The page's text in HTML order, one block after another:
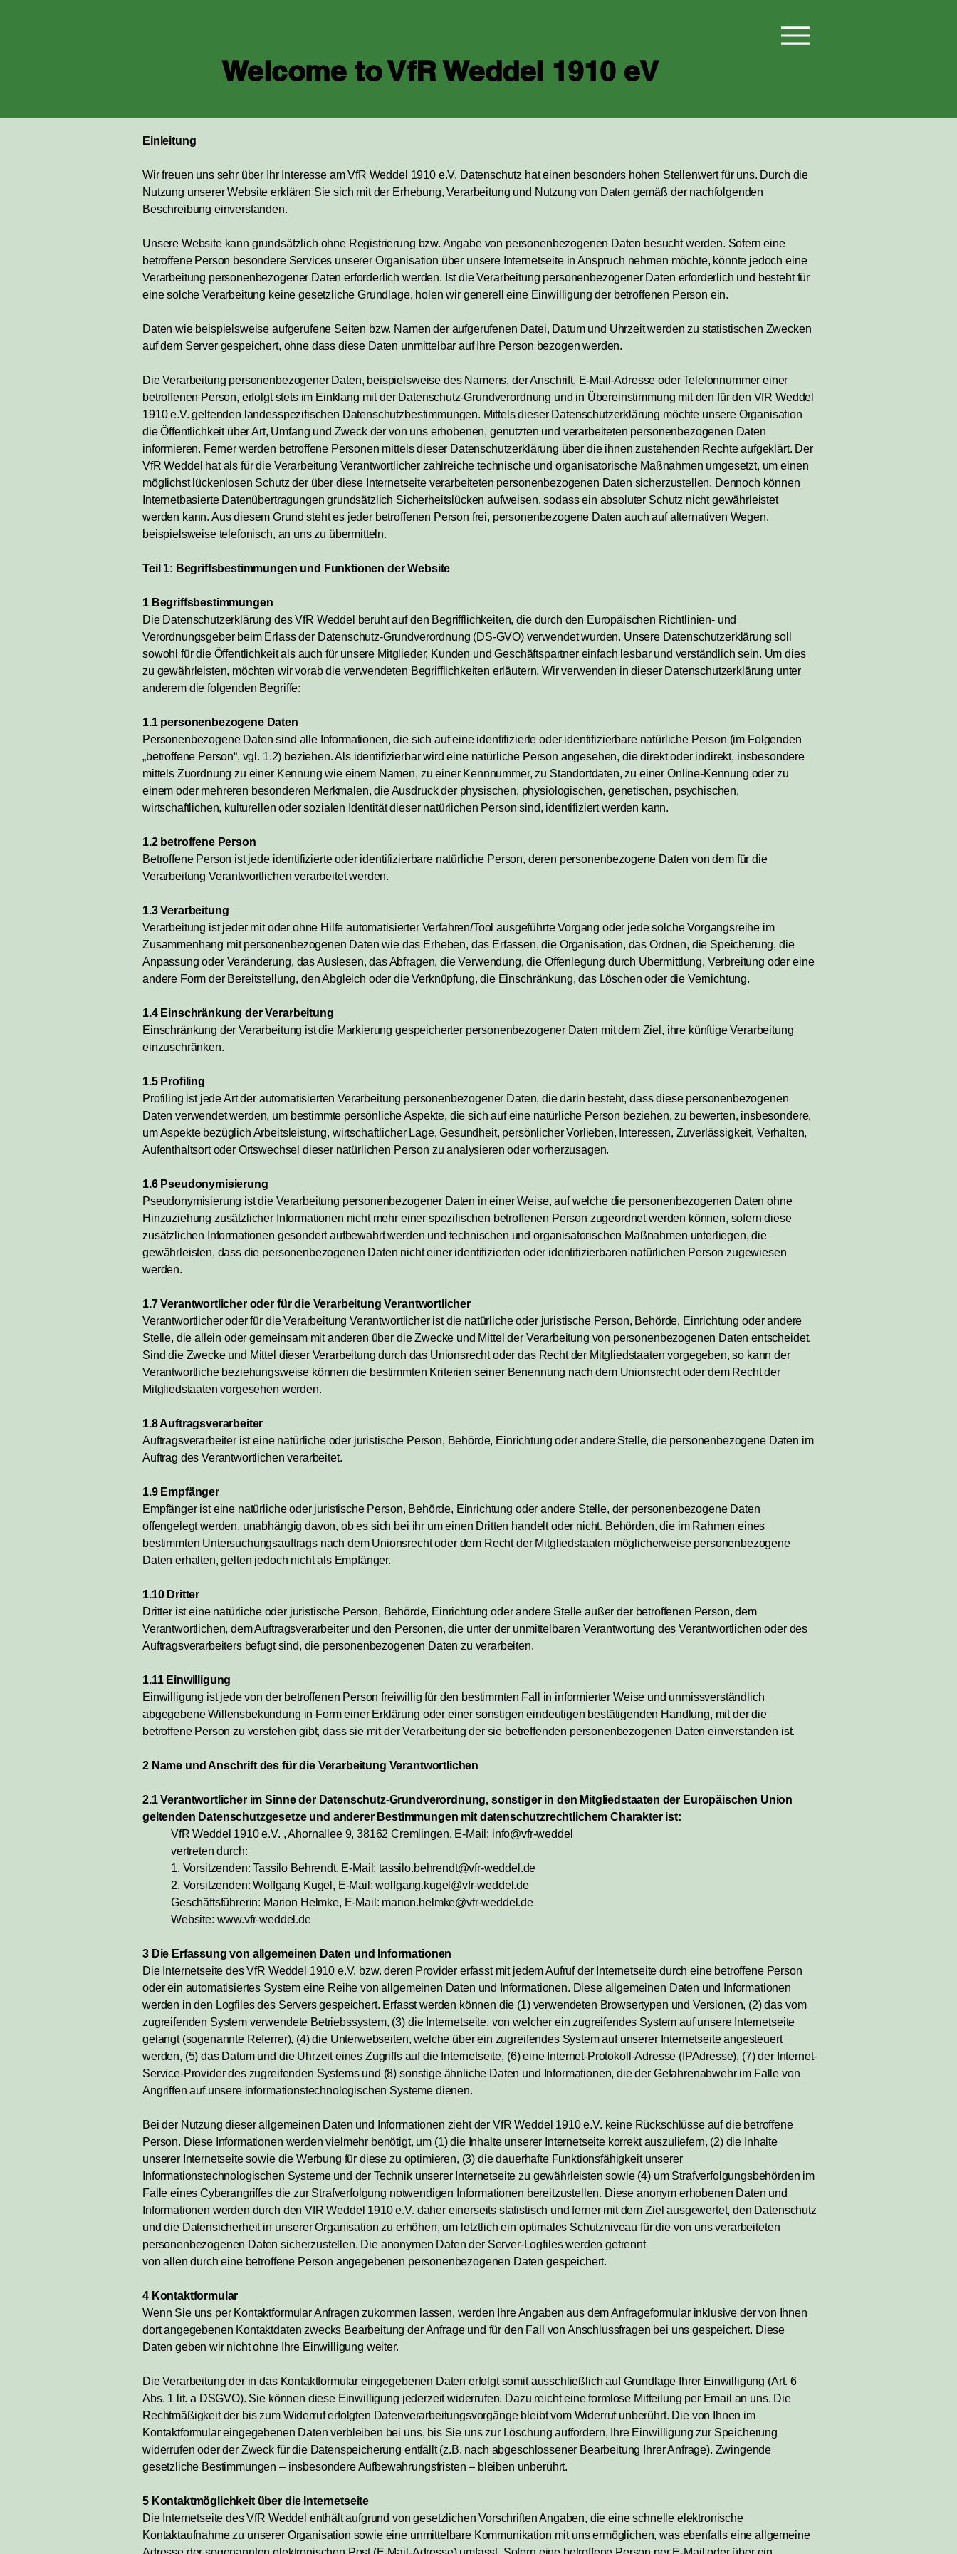
Welcome to VfR Weddel 1910 eV
Einleitung
Wir freuen uns sehr über Ihr Interesse am VfR Weddel 1910 e.V. Datenschutz hat einen besonders hohen Stellenwert für uns. Durch die
Nutzung unserer Website erklären Sie sich mit der Erhebung, Verarbeitung und Nutzung von Daten gemäß der nachfolgenden
Beschreibung einverstanden.
Unsere Website kann grundsätzlich ohne Registrierung bzw. Angabe von personenbezogenen Daten besucht werden. Sofern eine
betroffene Person besondere Services unserer Organisation über unsere Internetseite in Anspruch nehmen möchte, könnte jedoch eine
Verarbeitung personenbezogener Daten erforderlich werden. Ist die Verarbeitung personenbezogener Daten erforderlich und besteht für
eine solche Verarbeitung keine gesetzliche Grundlage, holen wir generell eine Einwilligung der betroffenen Person ein.
Daten wie beispielsweise aufgerufene Seiten bzw. Namen der aufgerufenen Datei, Datum und Uhrzeit werden zu statistischen Zwecken
auf dem Server gespeichert, ohne dass diese Daten unmittelbar auf Ihre Person bezogen werden.
Die Verarbeitung personenbezogener Daten, beispielsweise des Namens, der Anschrift, E-Mail-Adresse oder Telefonnummer einer
betroffenen Person, erfolgt stets im Einklang mit der Datenschutz-Grundverordnung und in Übereinstimmung mit den für den VfR Weddel
1910 e.V. geltenden landesspezifischen Datenschutzbestimmungen. Mittels dieser Datenschutzerklärung möchte unsere Organisation
die Öffentlichkeit über Art, Umfang und Zweck der von uns erhobenen, genutzten und verarbeiteten personenbezogenen Daten
informieren. Ferner werden betroffene Personen mittels dieser Datenschutzerklärung über die ihnen zustehenden Rechte aufgeklärt. Der
VfR Weddel hat als für die Verarbeitung Verantwortlicher zahlreiche technische und organisatorische Maßnahmen umgesetzt, um einen
möglichst lückenlosen Schutz der über diese Internetseite verarbeiteten personenbezogenen Daten sicherzustellen. Dennoch können
Internetbasierte Datenübertragungen grundsätzlich Sicherheitslücken aufweisen, sodass ein absoluter Schutz nicht gewährleistet
werden kann. Aus diesem Grund steht es jeder betroffenen Person frei, personenbezogene Daten auch auf alternativen Wegen,
beispielsweise telefonisch, an uns zu übermitteln.
Teil 1: Begriffsbestimmungen und Funktionen der Website
1 Begriffsbestimmungen
Die Datenschutzerklärung des VfR Weddel beruht auf den Begrifflichkeiten, die durch den Europäischen Richtlinien- und
Verordnungsgeber beim Erlass der Datenschutz-Grundverordnung (DS-GVO) verwendet wurden. Unsere Datenschutzerklärung soll
sowohl für die Öffentlichkeit als auch für unsere Mitglieder, Kunden und Geschäftspartner einfach lesbar und verständlich sein. Um dies
zu gewährleisten, möchten wir vorab die verwendeten Begrifflichkeiten erläutern. Wir verwenden in dieser Datenschutzerklärung unter
anderem die folgenden Begriffe:
1.1 personenbezogene Daten
Personenbezogene Daten sind alle Informationen, die sich auf eine identifizierte oder identifizierbare natürliche Person (im Folgenden
„betroffene Person“, vgl. 1.2) beziehen. Als identifizierbar wird eine natürliche Person angesehen, die direkt oder indirekt, insbesondere
mittels Zuordnung zu einer Kennung wie einem Namen, zu einer Kennnummer, zu Standortdaten, zu einer Online-Kennung oder zu
einem oder mehreren besonderen Merkmalen, die Ausdruck der physischen, physiologischen, genetischen, psychischen,
wirtschaftlichen, kulturellen oder sozialen Identität dieser natürlichen Person sind, identifiziert werden kann.
1.2 betroffene Person
Betroffene Person ist jede identifizierte oder identifizierbare natürliche Person, deren personenbezogene Daten von dem für die
Verarbeitung Verantwortlichen verarbeitet werden.
1.3 Verarbeitung
Verarbeitung ist jeder mit oder ohne Hilfe automatisierter Verfahren/Tool ausgeführte Vorgang oder jede solche Vorgangsreihe im
Zusammenhang mit personenbezogenen Daten wie das Erheben, das Erfassen, die Organisation, das Ordnen, die Speicherung, die
Anpassung oder Veränderung, das Auslesen, das Abfragen, die Verwendung, die Offenlegung durch Übermittlung, Verbreitung oder eine
andere Form der Bereitstellung, den Abgleich oder die Verknüpfung, die Einschränkung, das Löschen oder die Vernichtung.
1.4 Einschränkung der Verarbeitung
Einschränkung der Verarbeitung ist die Markierung gespeicherter personenbezogener Daten mit dem Ziel, ihre künftige Verarbeitung
einzuschränken.
1.5 Profiling
Profiling ist jede Art der automatisierten Verarbeitung personenbezogener Daten, die darin besteht, dass diese personenbezogenen
Daten verwendet werden, um bestimmte persönliche Aspekte, die sich auf eine natürliche Person beziehen, zu bewerten, insbesondere,
um Aspekte bezüglich Arbeitsleistung, wirtschaftlicher Lage, Gesundheit, persönlicher Vorlieben, Interessen, Zuverlässigkeit, Verhalten,
Aufenthaltsort oder Ortswechsel dieser natürlichen Person zu analysieren oder vorherzusagen.
1.6 Pseudonymisierung
Pseudonymisierung ist die Verarbeitung personenbezogener Daten in einer Weise, auf welche die personenbezogenen Daten ohne
Hinzuziehung zusätzlicher Informationen nicht mehr einer spezifischen betroffenen Person zugeordnet werden können, sofern diese
zusätzlichen Informationen gesondert aufbewahrt werden und technischen und organisatorischen Maßnahmen unterliegen, die
gewährleisten, dass die personenbezogenen Daten nicht einer identifizierten oder identifizierbaren natürlichen Person zugewiesen
werden.
1.7 Verantwortlicher oder für die Verarbeitung Verantwortlicher
Verantwortlicher oder für die Verarbeitung Verantwortlicher ist die natürliche oder juristische Person, Behörde, Einrichtung oder andere
Stelle, die allein oder gemeinsam mit anderen über die Zwecke und Mittel der Verarbeitung von personenbezogenen Daten entscheidet.
Sind die Zwecke und Mittel dieser Verarbeitung durch das Unionsrecht oder das Recht der Mitgliedstaaten vorgegeben, so kann der
Verantwortliche beziehungsweise können die bestimmten Kriterien seiner Benennung nach dem Unionsrecht oder dem Recht der
Mitgliedstaaten vorgesehen werden.
1.8 Auftragsverarbeiter
Auftragsverarbeiter ist eine natürliche oder juristische Person, Behörde, Einrichtung oder andere Stelle, die personenbezogene Daten im
Auftrag des Verantwortlichen verarbeitet.
1.9 Empfänger
Empfänger ist eine natürliche oder juristische Person, Behörde, Einrichtung oder andere Stelle, der personenbezogene Daten
offengelegt werden, unabhängig davon, ob es sich bei ihr um einen Dritten handelt oder nicht. Behörden, die im Rahmen eines
bestimmten Untersuchungsauftrags nach dem Unionsrecht oder dem Recht der Mitgliedstaaten möglicherweise personenbezogene
Daten erhalten, gelten jedoch nicht als Empfänger.
1.10 Dritter
Dritter ist eine natürliche oder juristische Person, Behörde, Einrichtung oder andere Stelle außer der betroffenen Person, dem
Verantwortlichen, dem Auftragsverarbeiter und den Personen, die unter der unmittelbaren Verantwortung des Verantwortlichen oder des
Auftragsverarbeiters befugt sind, die personenbezogenen Daten zu verarbeiten.
1.11 Einwilligung
Einwilligung ist jede von der betroffenen Person freiwillig für den bestimmten Fall in informierter Weise und unmissverständlich
abgegebene Willensbekundung in Form einer Erklärung oder einer sonstigen eindeutigen bestätigenden Handlung, mit der die
betroffene Person zu verstehen gibt, dass sie mit der Verarbeitung der sie betreffenden personenbezogenen Daten einverstanden ist.
2 Name und Anschrift des für die Verarbeitung Verantwortlichen
2.1 Verantwortlicher im Sinne der Datenschutz-Grundverordnung, sonstiger in den Mitgliedstaaten der Europäischen Union
geltenden Datenschutzgesetze und anderer Bestimmungen mit datenschutzrechtlichem Charakter ist:
VfR Weddel 1910 e.V. , Ahornallee 9, 38162 Cremlingen, E-Mail: info@vfr-weddel
vertreten durch:
1. Vorsitzenden: Tassilo Behrendt, E-Mail:tassilo.behrendt@vfr-weddel.de
2. Vorsitzenden: Wolfgang Kugel, E-Mail:wolfgang.kugel@vfr-weddel.de
Geschäftsführerin: Marion Helmke, E-Mail: marion.helmke@vfr-weddel.de
Website: www.vfr-weddel.de
3 Die Erfassung von allgemeinen Daten und Informationen
Die Internetseite des VfR Weddel 1910 e.V. bzw. deren Provider erfasst mit jedem Aufruf der Internetseite durch eine betroffene Person
oder ein automatisiertes System eine Reihe von allgemeinen Daten und Informationen. Diese allgemeinen Daten und Informationen
werden in den Logfiles des Servers gespeichert. Erfasst werden können die (1) verwendeten Browsertypen und Versionen, (2) das vom
zugreifenden System verwendete Betriebssystem, (3) die Internetseite, von welcher ein zugreifendes System auf unsere Internetseite
gelangt (sogenannte Referrer), (4) die Unterwebseiten, welche über ein zugreifendes System auf unserer Internetseite angesteuert
werden, (5) das Datum und die Uhrzeit eines Zugriffs auf die Internetseite, (6) eine Internet-Protokoll-Adresse (IPAdresse), (7) der Internet-
Service-Provider des zugreifenden Systems und (8) sonstige ähnliche Daten und Informationen, die der Gefahrenabwehr im Falle von
Angriffen auf unsere informationstechnologischen Systeme dienen.
Bei der Nutzung dieser allgemeinen Daten und Informationen zieht der VfR Weddel 1910 e.V. keine Rückschlüsse auf die betroffene
Person. Diese Informationen werden vielmehr benötigt, um (1) die Inhalte unserer Internetseite korrekt auszuliefern, (2) die Inhalte
unserer Internetseite sowie die Werbung für diese zu optimieren, (3) die dauerhafte Funktionsfähigkeit unserer
Informationstechnologischen Systeme und der Technik unserer Internetseite zu gewährleisten sowie (4) um Strafverfolgungsbehörden im
Falle eines Cyberangriffes die zur Strafverfolgung notwendigen Informationen bereitzustellen. Diese anonym erhobenen Daten und
Informationen werden durch den VfR Weddel 1910 e.V. daher einerseits statistisch und ferner mit dem Ziel ausgewertet, den Datenschutz
und die Datensicherheit in unserer Organisation zu erhöhen, um letztlich ein optimales Schutzniveau für die von uns verarbeiteten
personenbezogenen Daten sicherzustellen. Die anonymen Daten der Server-Logfiles werden getrennt
von allen durch eine betroffene Person angegebenen personenbezogenen Daten gespeichert.
4 Kontaktformular
Wenn Sie uns per Kontaktformular Anfragen zukommen lassen, werden Ihre Angaben aus dem Anfrageformular inklusive der von Ihnen
dort angegebenen Kontaktdaten zwecks Bearbeitung der Anfrage und für den Fall von Anschlussfragen bei uns gespeichert. Diese
Daten geben wir nicht ohne Ihre Einwilligung weiter.
Die Verarbeitung der in das Kontaktformular eingegebenen Daten erfolgt somit ausschließlich auf Grundlage Ihrer Einwilligung (Art. 6
Abs. 1 lit. a DSGVO). Sie können diese Einwilligung jederzeit widerrufen. Dazu reicht eine formlose Mitteilung per Email an uns. Die
Rechtmäßigkeit der bis zum Widerruf erfolgten Datenverarbeitungsvorgänge bleibt vom Widerruf unberührt. Die von Ihnen im
Kontaktformular eingegebenen Daten verbleiben bei uns, bis Sie uns zur Löschung auffordern, Ihre Einwilligung zur Speicherung
widerrufen oder der Zweck für die Datenspeicherung entfällt (z.B. nach abgeschlossener Bearbeitung Ihrer Anfrage). Zwingende
gesetzliche Bestimmungen – insbesondere Aufbewahrungsfristen – bleiben unberührt.
5 Kontaktmöglichkeit über die Internetseite
Die Internetseite des VfR Weddel enthält aufgrund von gesetzlichen Vorschriften Angaben, die eine schnelle elektronische
Kontaktaufnahme zu unserer Organisation sowie eine unmittelbare Kommunikation mit uns ermöglichen, was ebenfalls eine allgemeine